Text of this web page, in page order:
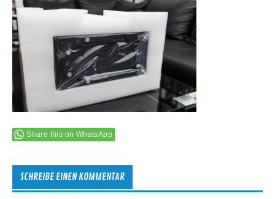
Share this on WhatsApp
SCHREIBE EINEN KOMMENTAR